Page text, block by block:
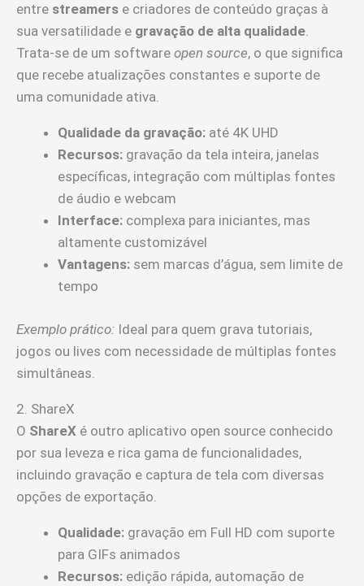
entre streamers e criadores de conteúdo graças à
sua versatilidade e gravação de alta qualidade.
Trata-se de um software open source, o que significa
que recebe atualizações constantes e suporte de
uma comunidade ativa.
Qualidade da gravação: até 4K UHD
Recursos: gravação da tela inteira, janelas
específicas, integração com múltiplas fontes
de áudio e webcam
Interface: complexa para iniciantes, mas
altamente customizável
Vantagens: sem marcas d’água, sem limite de
tempo
Exemplo prático: Ideal para quem grava tutoriais,
jogos ou lives com necessidade de múltiplas fontes
simultâneas.
2. ShareX
O ShareX é outro aplicativo open source conhecido
por sua leveza e rica gama de funcionalidades,
incluindo gravação e captura de tela com diversas
opções de exportação.
Qualidade: gravação em Full HD com suporte
para GIFs animados
Recursos: edição rápida, automação de